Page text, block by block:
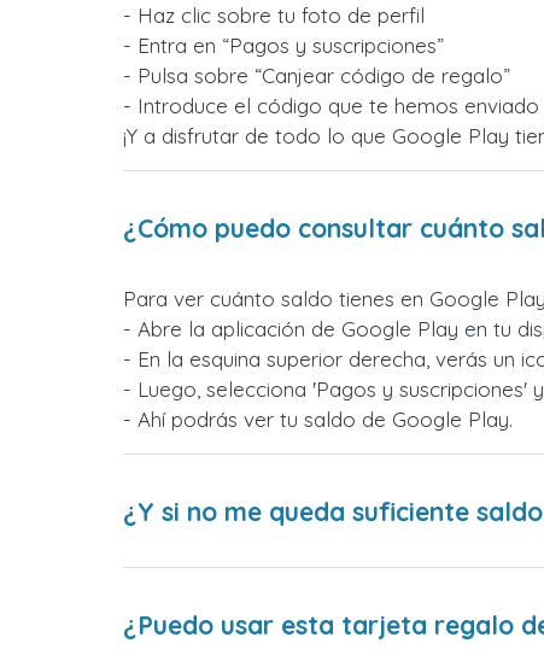
- Haz clic sobre tu foto de perfil
- Entra en “Pagos y suscripciones”
- Pulsa sobre “Canjear código de regalo”
- Introduce el código que te hemos
¡Y a disfrutar de todo lo que Google Play
¿Cómo puedo consultar cuánto
Para ver cuánto saldo tienes en Google
- Abre la aplicación de Google Play en tu
- En la esquina superior derecha, verás un
- Luego, selecciona 'Pagos y suscripciones'
- Ahí podrás ver tu saldo de Google Play.
¿Y si no me queda suficiente
¿Puedo usar esta tarjeta regalo